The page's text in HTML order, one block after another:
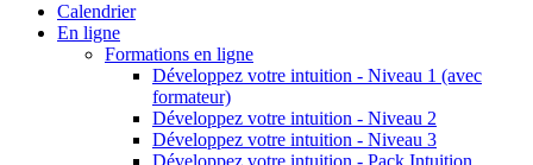
Calendrier
En ligne
Formations en ligne
Développez votre intuition - Niveau 1 (avec
formateur)
Développez votre intuition - Niveau 2
Développez votre intuition - Niveau 3
Développez votre intuition - Pack Intuition